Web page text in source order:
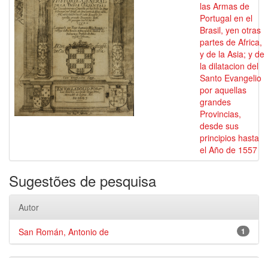
las Armas de
Portugal en el
Brasil, yen otras
partes de Africa,
y de la Asia; y de
la dilatacion del
Santo Evangelio
por aquellas
grandes
Provincias,
desde sus
principios hasta
el Año de 1557
Sugestões de pesquisa
Autor
1
San Román, Antonio de